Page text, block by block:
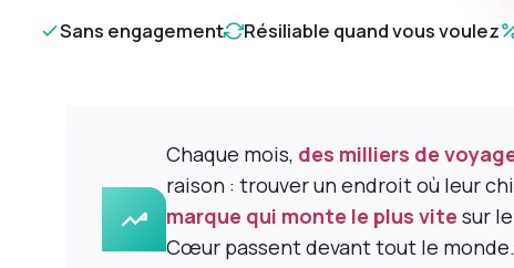
Sans engagement Résiliable quand vous voulez
Chaque mois, des milliers de
raison : trouver un endroit où leur
marque qui monte le plus vite sur
Cœur passent devant tout le monde.